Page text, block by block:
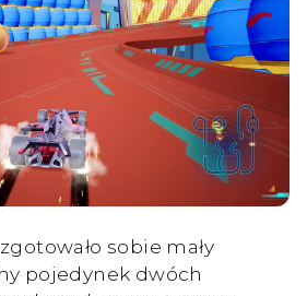
sobie mały
pojedynek dwóch